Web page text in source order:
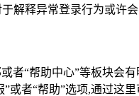
解释异常登录行为或许会
者“帮助中心”等板块会有
者“帮助”选项,通过这里